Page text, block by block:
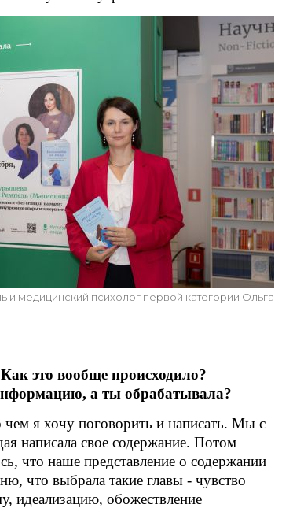
медицинский психолог первой категории Ольга
это вообще происходило?
а ты обрабатывала?
я хочу поговорить и написать. Мы с
написала свое содержание. Потом
что наше представление о содержании
что выбрала такие главы - чувство
идеализацию, обожествление